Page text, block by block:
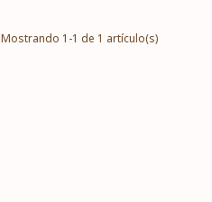
Mostrando 1-1 de 1 artículo(s)